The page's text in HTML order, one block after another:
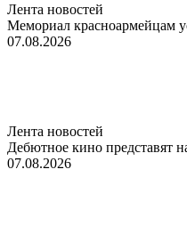
Лента новостей
Мемориал красноармейцам
07.08.2026
Лента новостей
Дебютное кино представят
07.08.2026